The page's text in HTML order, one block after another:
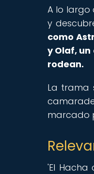
A lo largo
y
como
y Olaf,
rodean.
La trama
marcado
'El